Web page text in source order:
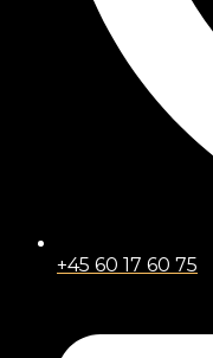
+45 60 17 60 75